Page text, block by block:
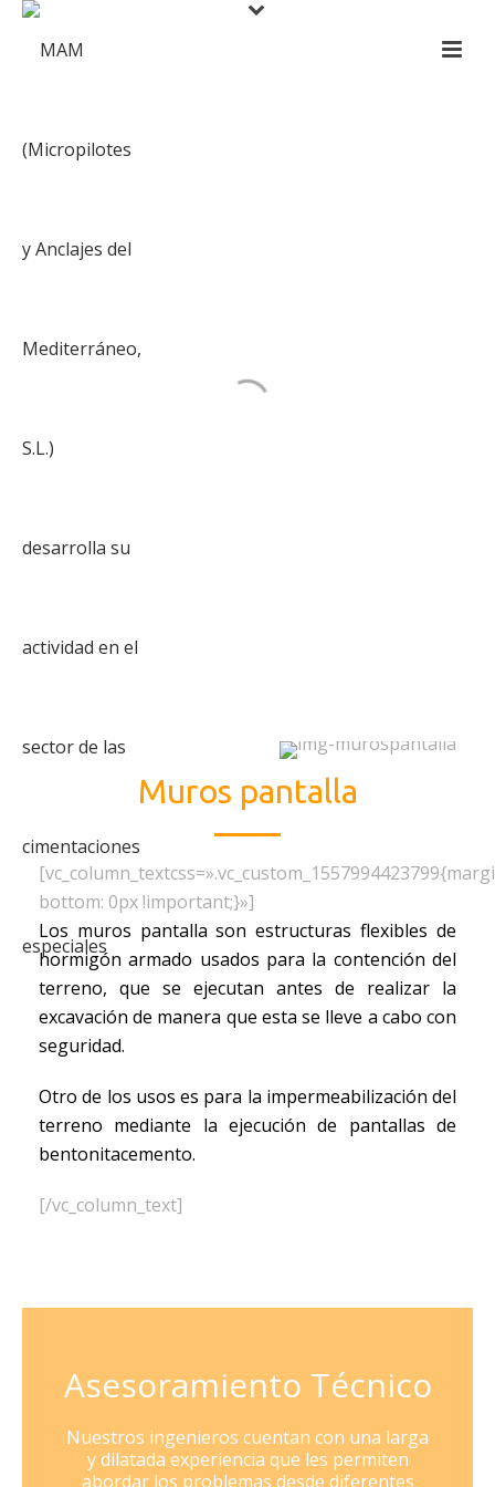
Muros Pantalla
Muros pantalla
bottom: 0px !important;}»]
Los muros pantalla son estructuras flexibles de
hormigón armado usados para la contención del
terreno, que se ejecutan antes de realizar la
excavación de manera que esta se lleve a cabo con
seguridad.
Otro de los usos es para la impermeabilización del
terreno mediante la ejecución de pantallas de
bentonitacemento.
[/vc_column_text]
Asesoramiento Técnico
Nuestros ingenieros cuentan con una larga
y dilatada experiencia que les permiten
abordar los problemas desde diferentes